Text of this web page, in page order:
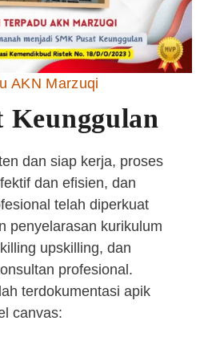
AKN Marzuqi
Keunggulan
dan siap kerja, proses
dan efisien, dan
telah diperkuat
penyelarasan kurikulum
upskilling, dan
profesional.
terdokumentasi apik
canvas: